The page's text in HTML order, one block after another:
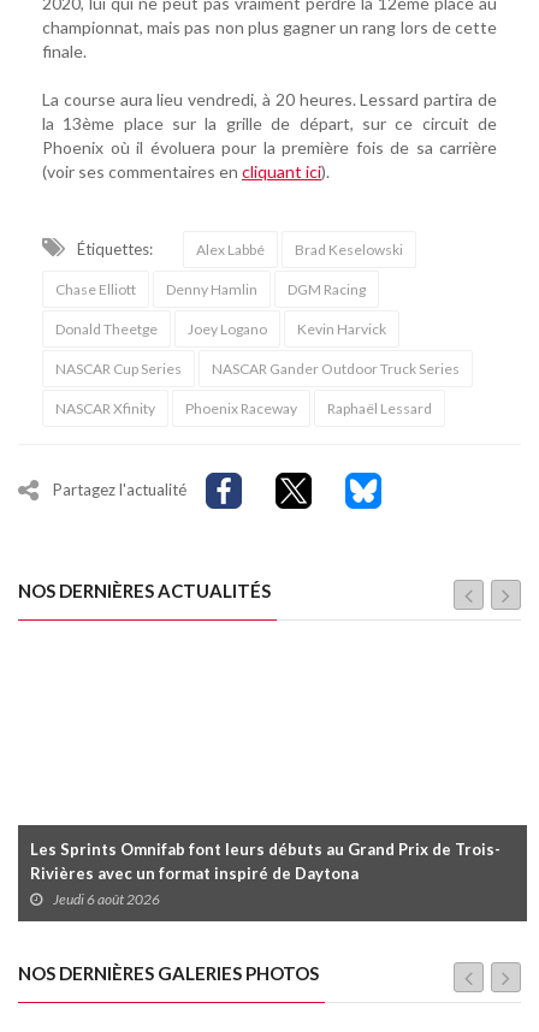
championnat, mais pas non plus gagner un rang lors de cette
finale.
La course aura lieu vendredi, à 20 heures. Lessard partira de
la 13ème place sur la grille de départ, sur ce circuit de
Phoenix où il évoluera pour la première fois de sa carrière
(voir ses commentaires en cliquant ici).
Étiquettes: Alex Labbé Brad Keselowski
Chase Elliott Denny Hamlin DGM Racing
Donald Theetge Joey Logano Kevin Harvick
NASCAR Cup Series NASCAR Gander Outdoor Truck Series
NASCAR Xfinity Phoenix Raceway Raphaël Lessard
Partagez l'actualité
NOS DERNIÈRES ACTUALITÉS
Les Sprints Omnifab font leurs débuts au Grand Prix de Trois-
Rivières avec un format inspiré de Daytona
Jeudi 6 août 2026
NOS DERNIÈRES GALERIES PHOTOS